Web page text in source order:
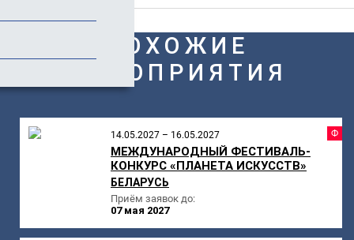
ПОХОЖИЕ
МЕРОПРИЯТИЯ
14.05.2027 – 16.05.2027
МЕЖДУНАРОДНЫЙ ФЕСТИВАЛЬ-
КОНКУРС «ПЛАНЕТА ИСКУССТВ»
БЕЛАРУСЬ
Приём заявок до:
07 мая 2027